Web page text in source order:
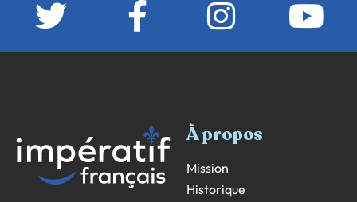
À propos
Mission
Historique